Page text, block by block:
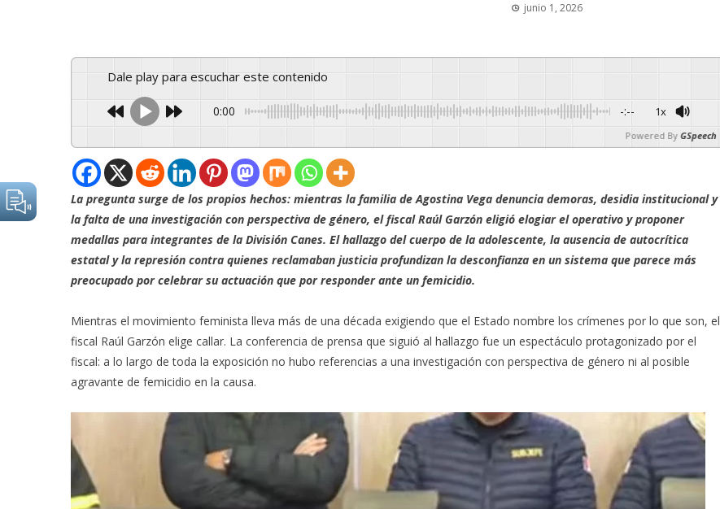
junio 1, 2026
Dale play para escuchar este contenido
0:00 -:-- 1x
Powered By GSpeech
La pregunta surge de los propios hechos: mientras la familia de Agostina Vega denuncia demoras, desidia institucional y
la falta de una investigación con perspectiva de género, el fiscal Raúl Garzón eligió elogiar el operativo y proponer
medallas para integrantes de la División Canes. El hallazgo del cuerpo de la adolescente, la ausencia de autocrítica
estatal y la represión contra quienes reclamaban justicia profundizan la desconfianza en un sistema que parece más
preocupado por celebrar su actuación que por responder ante un femicidio.
Mientras el movimiento feminista lleva más de una década exigiendo que el Estado nombre los crímenes por lo que son, el
fiscal Raúl Garzón elige callar. La conferencia de prensa que siguió al hallazgo fue un espectáculo protagonizado por el
fiscal: a lo largo de toda la exposición no hubo referencias a una investigación con perspectiva de género ni al posible
agravante de femicidio en la causa.